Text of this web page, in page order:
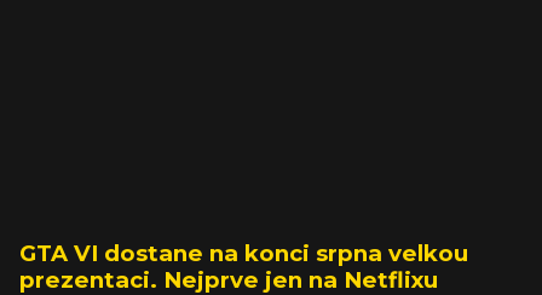
GTA VI dostane na konci srpna velkou
prezentaci. Nejprve jen na Netflixu